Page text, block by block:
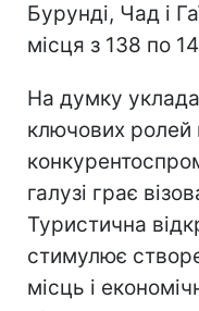
Бурунді, Чад і
місця з 138 по
На думку
ключових ролей
галузі грає
Туристична
стимулює
місць і